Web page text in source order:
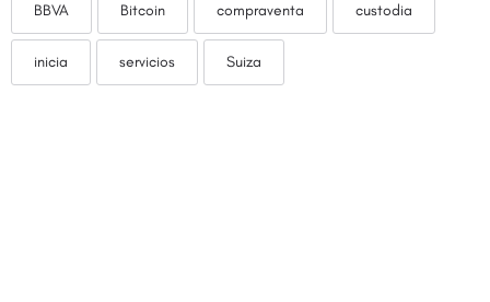
BBVA Bitcoin compraventa custodia
inicia servicios Suiza